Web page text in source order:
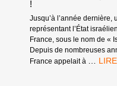
!
Jusqu’à l’année dernière,
représentant l’État
France, sous le nom de «
Depuis de nombreuses
France appelait à
TOUR